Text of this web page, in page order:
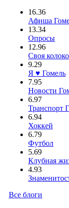
16.36
Афиша
13.34
Опросы
12.96
Своя
9.29
Я ♥ Гомель
7.95
Новости
6.97
Транспорт
6.94
Хоккей
6.79
Футбол
5.69
Клубная
4.93
Все блоги